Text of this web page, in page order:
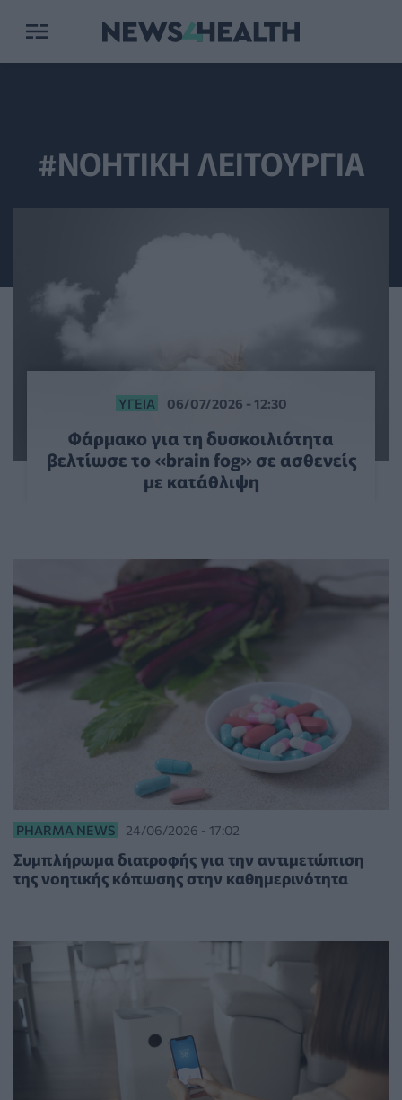
#ΝΟΗΤΙΚΗ ΛΕΙΤΟΥΡΓΙΑ
ΥΓΕΊΑ 06/07/2026 - 12:30
Φάρμακο για τη δυσκοιλιότητα
βελτίωσε το «brain fog» σε ασθενείς
με κατάθλιψη
PHARMA NEWS 24/06/2026 - 17:02
Συμπλήρωμα διατροφής για την αντιμετώπιση
της νοητικής κόπωσης στην καθημερινότητα